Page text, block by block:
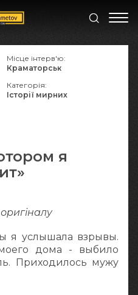
я
я услышала взрывы.
дома - выбило
Приходилось мужу
Місце інтерв'ю:
Краматорськ
Категорія:
Історії мирних